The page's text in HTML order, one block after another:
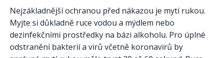
Nejzákladnější ochranou před nákazou je mytí rukou.
Myjte si důkladně ruce vodou a mýdlem nebo
dezinfekčními prostředky na bázi alkoholu. Pro úplné
odstranění bakterií a virů včetně koronavirů by